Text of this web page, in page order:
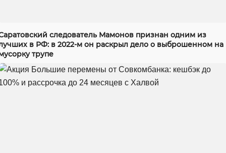
следователь Мамонов признан одним из
в РФ: в 2022-м он раскрыл дело о выброшенном на
трупе